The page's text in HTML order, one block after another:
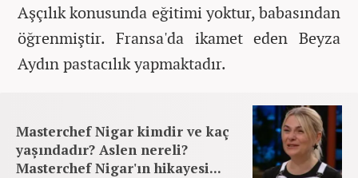
Aşçılık konusunda eğitimi yoktur, babasından
öğrenmiştir. Fransa'da ikamet eden Beyza
Aydın pastacılık yapmaktadır.
Masterchef Nigar kimdir ve kaç
yaşındadır? Aslen nereli?
Masterchef Nigar'ın hikayesi...